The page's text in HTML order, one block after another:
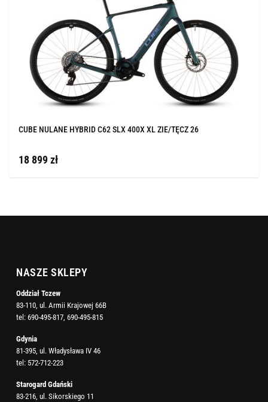
CUBE NULANE HYBRID C62 SLX 400X XL ZIE/TĘCZ 26
18 899 zł
NASZE SKLEPY
Oddział Tczew
83-110, ul. Armii Krajowej 66B
tel: 690-495-817, 690-495-815
Gdynia
81-395, ul. Władysława IV 46
tel: 572-712-223
Starogard Gdański
83-216, ul. Sikorskiego 11